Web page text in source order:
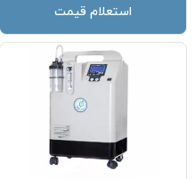
استعلام قیمت